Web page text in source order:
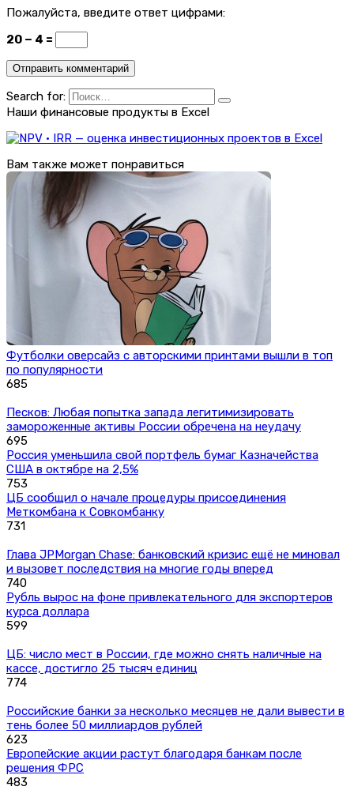
Пожалуйста, введите ответ цифрами:
20 − 4 =
Search for:
Наши финансовые продукты в Excel
Вам также может понравиться
Футболки оверсайз с авторскими принтами вышли в топ
по популярности
685
Песков: Любая попытка запада легитимизировать
замороженные активы России обречена на неудачу
695
Россия уменьшила свой портфель бумаг Казначейства
США в октябре на 2,5%
753
ЦБ сообщил о начале процедуры присоединения
Меткомбана к Совкомбанку
731
Глава JPMorgan Chase: банковский кризис ещё не миновал
и вызовет последствия на многие годы вперед
740
Рубль вырос на фоне привлекательного для экспортеров
курса доллара
599
ЦБ: число мест в России, где можно снять наличные на
кассе, достигло 25 тысяч единиц
774
Российские банки за несколько месяцев не дали вывести в
тень более 50 миллиардов рублей
623
Европейские акции растут благодаря банкам после
решения ФРС
483